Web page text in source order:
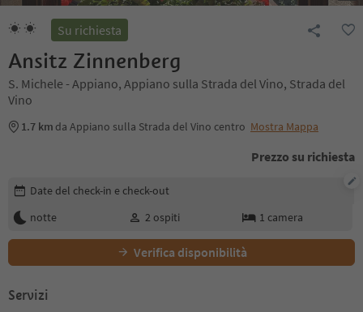
Su richiesta
Ansitz Zinnenberg
S. Michele - Appiano, Appiano sulla Strada del Vino, Strada del
Vino
1.7 km da Appiano sulla Strada del Vino centro Mostra Mappa
Prezzo su richiesta
Modifica i dettagli della prenotazione
Date del check-in e check-out
notte
2 ospiti 1 camera
Verifica disponibilità
Servizi